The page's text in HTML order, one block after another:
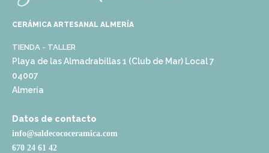
CERÁMICA ARTESANAL ALMERÍA
TIENDA - TALLER
Playa de las Almadrabillas 1 (Club de Mar) Local 7
04007
Almería
Datos de contacto
info@saldecococeramica.com
670 24 61 42